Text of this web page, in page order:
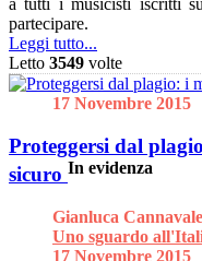
a tutti i musicisti iscritti
partecipare.
Leggi tutto...
Letto 3549 volte
17 Novembre 2015
Proteggersi dal
sicuro In evidenza
Gianluca Cannavale
Uno sguardo
17 Novembre 2015